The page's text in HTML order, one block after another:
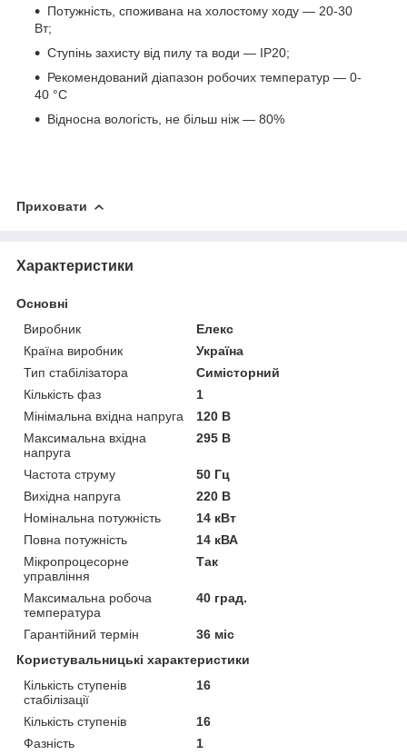
Потужність, споживана на холостому ходу — 20-30
Вт;
Ступінь захисту від пилу та води — IP20;
Рекомендований діапазон робочих температур — 0-
40 °C
Відносна вологість, не більш ніж — 80%
Приховати
Характеристики
Основні
Виробник
Елекс
Країна виробник
Україна
Тип стабілізатора
Симісторний
Кількість фаз
1
Мінімальна вхідна напруга
120 В
Максимальна вхідна
напруга
295 В
Частота струму
50 Гц
Вихідна напруга
220 В
Номінальна потужність
14 кВт
Повна потужність
14 кВА
Мікропроцесорне
управління
Так
Максимальна робоча
температура
40 град.
Гарантійний термін
36 міс
Користувальницькі характеристики
Кількість ступенів
стабілізації
16
Кількість ступенів
16
Фазність
1